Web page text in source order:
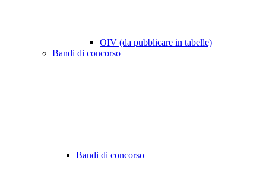
OIV (da pubblicare in tabelle)
Bandi di concorso
Bandi di concorso